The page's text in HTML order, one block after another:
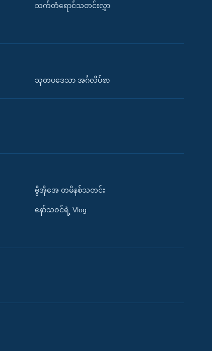
သက်တံရောင်သတင်းလွှာ
သုတပဒေသာ အင်္ဂလိပ်စာ
ဗွီအိုအေ တမိနစ်သတင်း
နော်သဇင်ရဲ့ Vlog